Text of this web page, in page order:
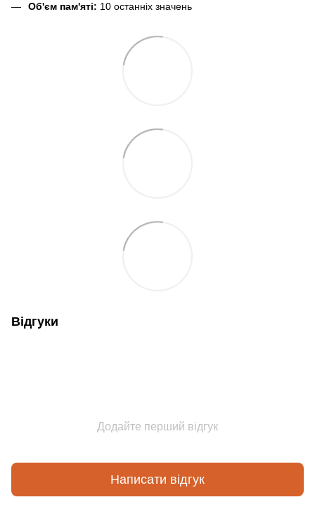
Об'єм пам'яті: 10 останніх значень
Відгуки
Додайте перший відгук
Написати відгук